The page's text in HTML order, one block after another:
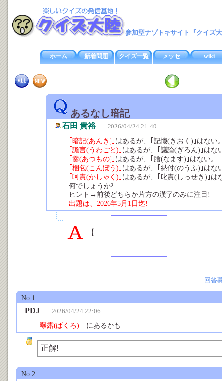
参加型ナゾトキサイト『クイズ
ホーム 新着問題 クイズ一覧 メッセ wiki
あるなし暗記
石田 貴裕 2026/04/24 21:49
｢暗記(あんき)｣はあるが、｢記憶(きおく)｣はない
｢譫言(うわごと)｣はあるが、｢議論(ぎろん)｣はな
｢羹(あつもの)｣はあるが、｢膾(なます)｣はない。
｢梱包(こんぽう)｣はあるが、｢納付(のうふ)｣はな
｢呵責(かしゃく)｣はあるが、｢叱責(しっせき)｣は
何でしょうか?
ヒント→前後どちらか片方の漢字のみに注目!
出題は、2026年5月1日迄!
【
回答
No.1
PDJ 2026/04/24 22:06
曝露(ばくろ) にあるかも
正解!
No.2